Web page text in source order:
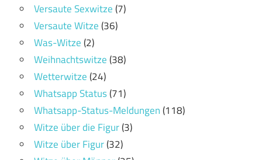
Versaute Sexwitze(7)
Versaute Witze(36)
Was-Witze(2)
Weihnachtswitze(38)
Wetterwitze(24)
Whatsapp Status(71)
Whatsapp-Status-Meldungen(118)
Witze über die Figur(3)
Witze über Figur(32)